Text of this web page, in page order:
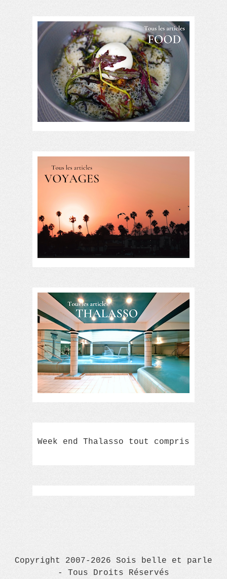
Week end Thalasso tout compris
Copyright 2007-2026 Sois belle et parle
- Tous Droits Réservés